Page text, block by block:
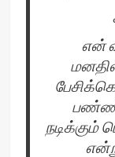
என்
நடிக்கும்